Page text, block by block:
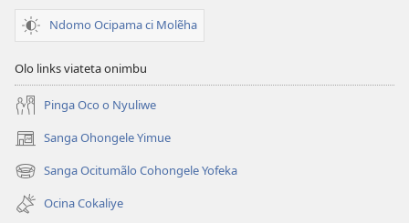
Ndomo Ocipama ci Molẽha
Olo links viateta onimbu
Pinga Oco o Nyuliwe
Sanga Ohongele Yimue
(yikula
onjanela
yokaliye)
Sanga Ocitumãlo Cohongele Yofeka
(yikula
onjanela
yokaliye)
Ocina Cokaliye